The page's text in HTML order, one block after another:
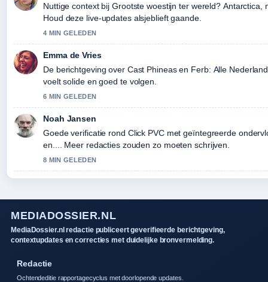
Nuttige context bij Grootste woestijn ter wereld? Antarctica,
Houd deze live-updates alsjeblieft gaande.
4 MIN GELEDEN
Emma de Vries
De berichtgeving over Cast Phineas en Ferb: Alle
voelt solide en goed te volgen.
6 MIN GELEDEN
Noah Jansen
Goede verificatie rond Click PVC met geïntegreerde
en.... Meer redacties zouden zo moeten schrijven.
8 MIN GELEDEN
MEDIADOSSIER.NL
MediaDossier.nl redactie publiceert geverifieerde berichtgeving,
contextupdates en correcties met duidelijke bronvermelding.
Redactie
Ochtendeditie rapportagecyclus met doorlopende updates.